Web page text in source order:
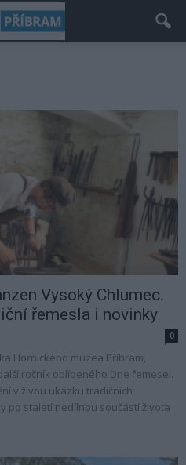
Vysoký Chlumec.
řemesla i novinky
0
Hornického muzea Příbram,
ročník oblíbeného Dne řemesel.
v živou ukázku tradičních
po staletí nedílnou součástí života